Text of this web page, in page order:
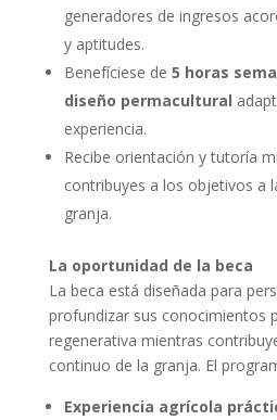
generadores de ingresos
y aptitudes.
Benefíciese de 5 horas
diseño permacultural
experiencia.
Recibe orientación y tutoría
contribuyes a los objetivos a
granja.
La oportunidad de la beca
La beca está diseñada para
profundizar sus conocimientos
regenerativa mientras
continuo de la granja. El
Experiencia agrícola